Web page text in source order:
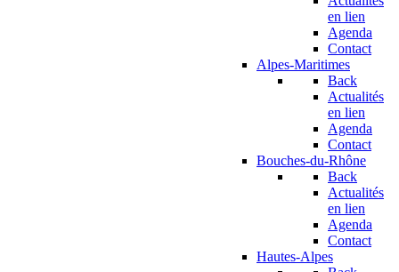
en lien
Agenda
Contact
Alpes-Maritimes
Back
Actualités
en lien
Agenda
Contact
Bouches-du-Rhône
Back
Actualités
en lien
Agenda
Contact
Hautes-Alpes